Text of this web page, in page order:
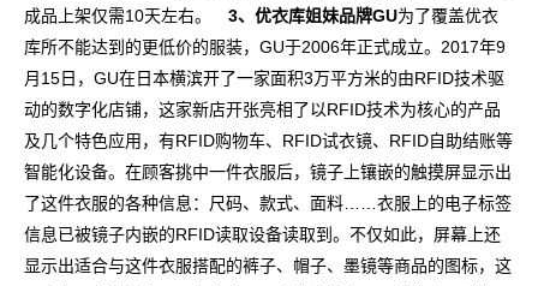
成品上架仅需10天左右。
3、优衣库姐妹品牌GU为了覆盖优衣
库所不能达到的更低价的服装，GU于2006年正式成立。2017年9
月15日，GU在日本横滨开了一家面积3万平方米的由RFID技术驱
动的数字化店铺，这家新店开张亮相了以RFID技术为核心的产品
及几个特色应用，有RFID购物车、RFID试衣镜、RFID自助结账等
智能化设备。在顾客挑中一件衣服后，镜子上镶嵌的触摸屏显示出
了这件衣服的各种信息：尺码、款式、面料……衣服上的电子标签
信息已被镜子内嵌的RFID读取设备读取到。不仅如此，屏幕上还
显示出适合与这件衣服搭配的裤子、帽子、墨镜等商品的图标，这